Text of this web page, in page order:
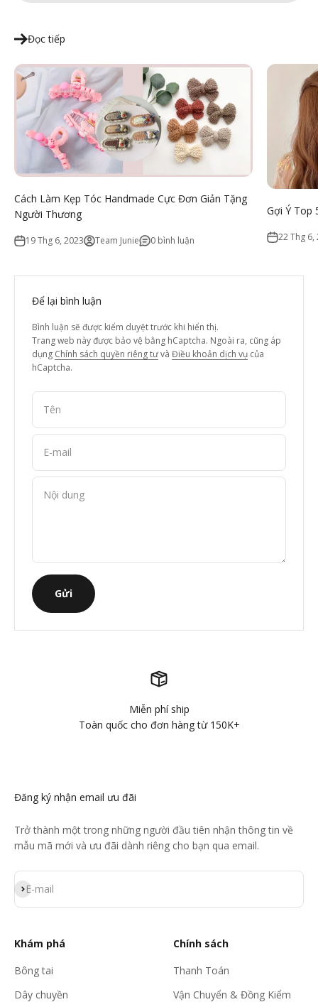
Đọc tiếp
Cách Làm Kẹp Tóc Handmade Cực Đơn Giản Tặng
Người Thương
19 Thg 6, 2023 Team Junie 0 bình luận
Gợi Ý Top
22 Thg 6,
Để lại bình luận
Bình luận sẽ được kiểm duyệt trước khi hiển thị.
Trang web này được bảo vệ bằng hCaptcha. Ngoài ra, cũng áp
dụng Chính sách quyền riêng tưvà Điều khoản dịch vụ của
hCaptcha.
Tên
E-mail
Nội dung
Gửi
Miễn phí ship
Toàn quốc cho đơn hàng từ 150K+
Đăng ký nhận email ưu đãi
Trở thành một trong những người đầu tiên nhận thông tin về
mẫu mã mới và ưu đãi dành riêng cho bạn qua email.
E-mail
Đăng ký
Khám phá
Bông tai
Dây chuyền
Chính sách
Thanh Toán
Vận Chuyển & Đồng Kiểm